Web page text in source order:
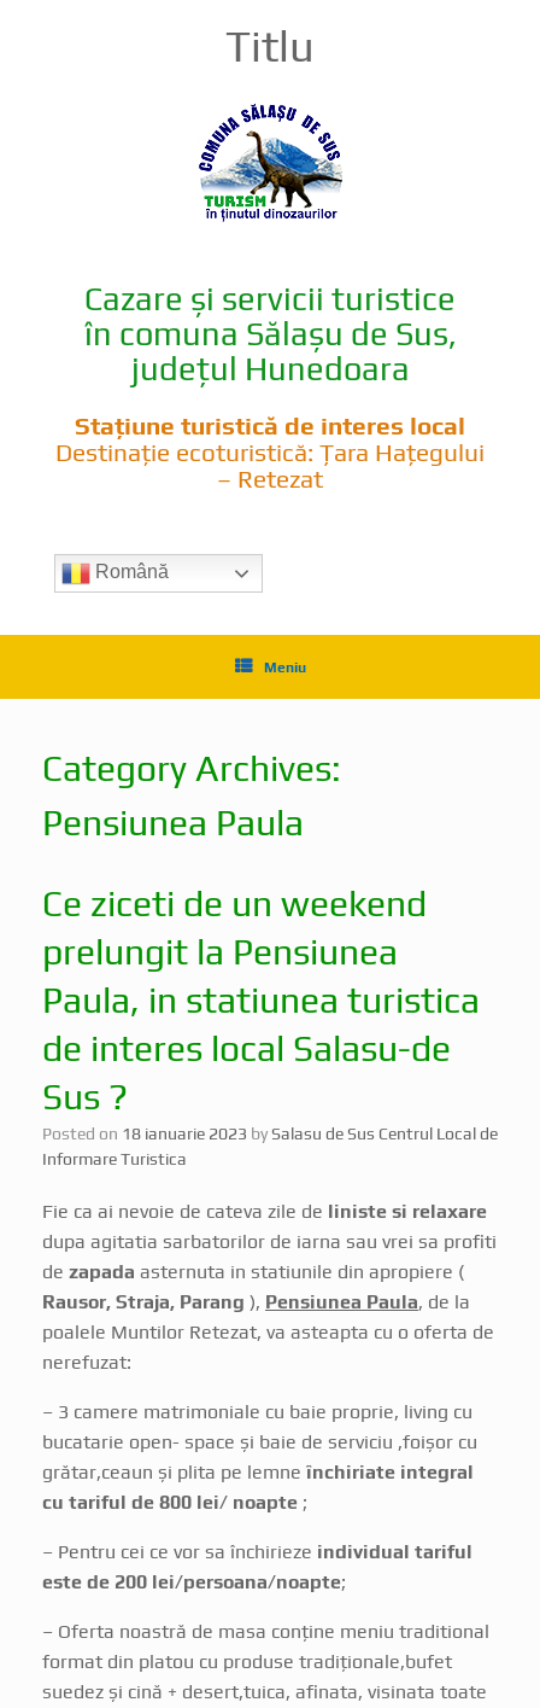
Titlu
Cazare și servicii turistice
în comuna Sălașu de Sus,
județul Hunedoara
Stațiune turistică de interes local
Destinație ecoturistică: Țara Hațegului
– Retezat
Română
Meniu
Category Archives:
Pensiunea Paula
Ce ziceti de un weekend
prelungit la Pensiunea
Paula, in statiunea turistica
de interes local Salasu-de
Sus ?
Posted on 18 ianuarie 2023 bySalasu de Sus Centrul Local de
Informare Turistica
Fie ca ai nevoie de cateva zile de liniste si relaxare
dupa agitatia sarbatorilor de iarna sau vrei sa profiti
de zapada asternuta in statiunile din apropiere (
Rausor, Straja, Parang ), Pensiunea Paula, de la
poalele Muntilor Retezat, va asteapta cu o oferta de
nerefuzat:
– 3 camere matrimoniale cu baie proprie, living cu
bucatarie open- space și baie de serviciu ,foișor cu
grătar,ceaun și plita pe lemne închiriate integral
cu tariful de 800 lei/ noapte ;
– Pentru cei ce vor sa închirieze individual tariful
este de 200 lei/persoana/noapte;
– Oferta noastră de masa conține meniu traditional
format din platou cu produse tradiționale,bufet
suedez și cină + desert,tuica, afinata, visinata toate